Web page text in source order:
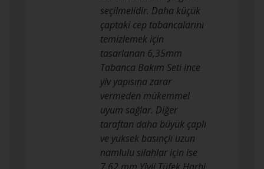
seçilmelidir. Daha küçük
çaptaki cep tabancalarını
temizlemek için
tasarlanan 6,35mm
Tabanca Bakım Seti ince
yiv yapısına zarar
vermeden mükemmel
uyum sağlar. Diğer
taraftan daha büyük çaplı
ve yüksek basınçlı uzun
namlulu silahlar için ise
7.62 mm Yivli Tüfek Harbi